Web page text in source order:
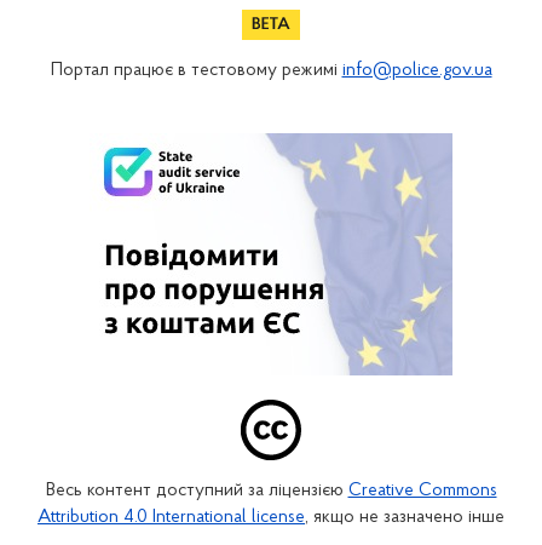
Портал працює в тестовому режимі info@police.gov.ua
Весь контент доступний за ліцензією Creative Commons
Attribution 4.0 International license, якщо не зазначено інше